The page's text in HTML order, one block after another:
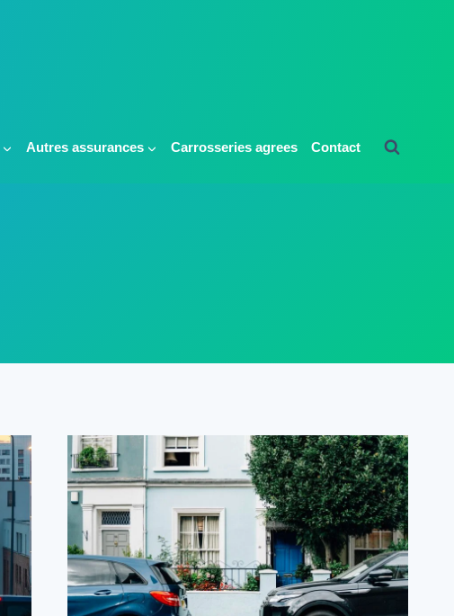
Autres assurances Carrosseries agrees Contact